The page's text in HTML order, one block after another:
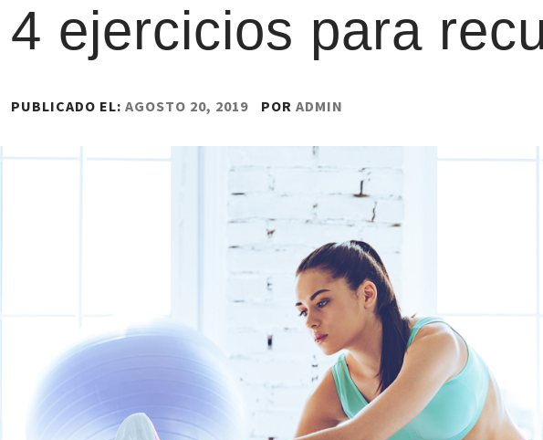
4 ejercicios para
PUBLICADO EL: AGOSTO 20, 2019 POR ADMIN